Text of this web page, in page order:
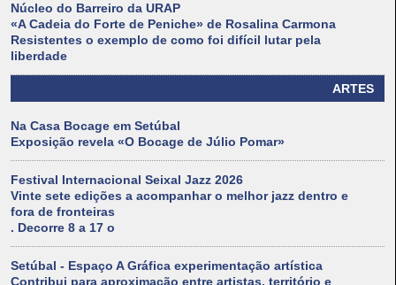
Núcleo do Barreiro da URAP
«A Cadeia do Forte de Peniche» de Rosalina Carmona
Resistentes o exemplo de como foi difícil lutar pela
liberdade
ARTES
Na Casa Bocage em Setúbal
Exposição revela «O Bocage de Júlio Pomar»
Festival Internacional Seixal Jazz 2026
Vinte sete edições a acompanhar o melhor jazz dentro e
fora de fronteiras
. Decorre 8 a 17 o
Setúbal - Espaço A Gráfica experimentação artística
Contribui para aproximação entre artistas, território e